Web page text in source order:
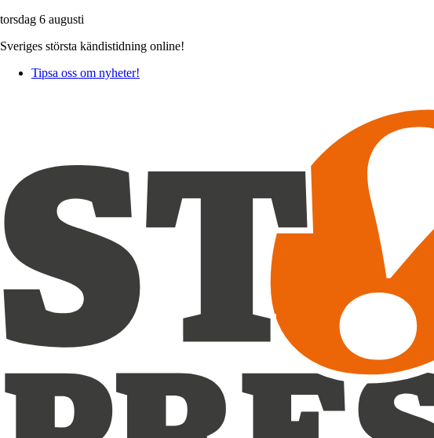
torsdag 6 augusti
Sveriges största kändistidning online!
Tipsa oss om nyheter!